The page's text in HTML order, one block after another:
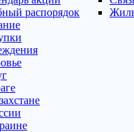
распорядок